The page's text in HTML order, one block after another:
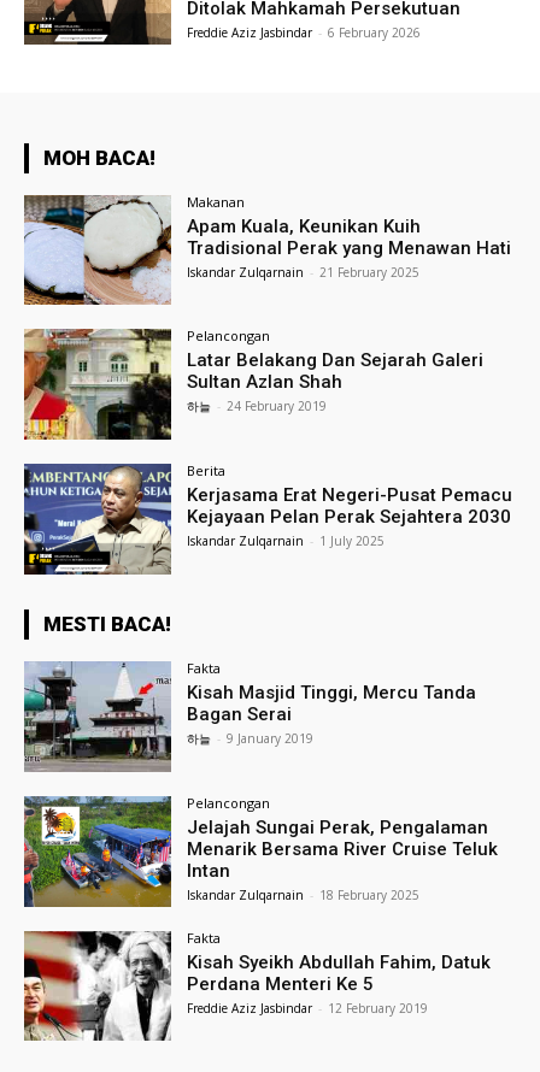
Ditolak Mahkamah Persekutuan
Freddie Aziz Jasbindar - 6 February 2026
MOH BACA!
Makanan
Apam Kuala, Keunikan Kuih
Tradisional Perak yang Menawan Hati
Iskandar Zulqarnain - 21 February 2025
Pelancongan
Latar Belakang Dan Sejarah Galeri
Sultan Azlan Shah
하늘 - 24 February 2019
Berita
Kerjasama Erat Negeri-Pusat Pemacu
Kejayaan Pelan Perak Sejahtera 2030
Iskandar Zulqarnain - 1 July 2025
MESTI BACA!
Fakta
Kisah Masjid Tinggi, Mercu Tanda
Bagan Serai
하늘 - 9 January 2019
Pelancongan
Jelajah Sungai Perak, Pengalaman
Menarik Bersama River Cruise Teluk
Intan
Iskandar Zulqarnain - 18 February 2025
Fakta
Kisah Syeikh Abdullah Fahim, Datuk
Perdana Menteri Ke 5
Freddie Aziz Jasbindar - 12 February 2019